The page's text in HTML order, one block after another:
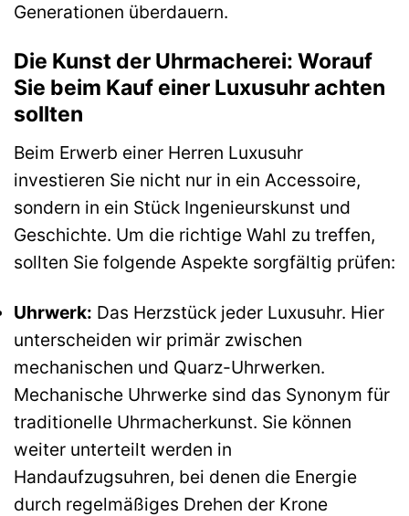
Generationen überdauern.
Die Kunst der Uhrmacherei: Worauf
Sie beim Kauf einer Luxusuhr achten
sollten
Beim Erwerb einer Herren Luxusuhr
investieren Sie nicht nur in ein Accessoire,
sondern in ein Stück Ingenieurskunst und
Geschichte. Um die richtige Wahl zu treffen,
sollten Sie folgende Aspekte sorgfältig prüfen:
Uhrwerk: Das Herzstück jeder Luxusuhr. Hier
unterscheiden wir primär zwischen
mechanischen und Quarz-Uhrwerken.
Mechanische Uhrwerke sind das Synonym für
traditionelle Uhrmacherkunst. Sie können
weiter unterteilt werden in
Handaufzugsuhren, bei denen die Energie
durch regelmäßiges Drehen der Krone